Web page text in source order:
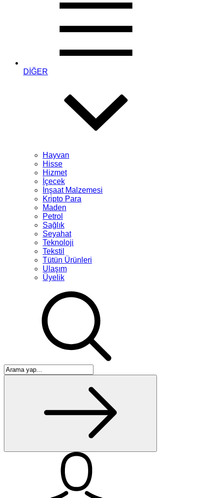
DİĞER
Hayvan
Hisse
Hizmet
İçecek
İnşaat Malzemesi
Kripto Para
Maden
Petrol
Sağlık
Seyahat
Teknoloji
Tekstil
Tütün Ürünleri
Ulaşım
Üyelik